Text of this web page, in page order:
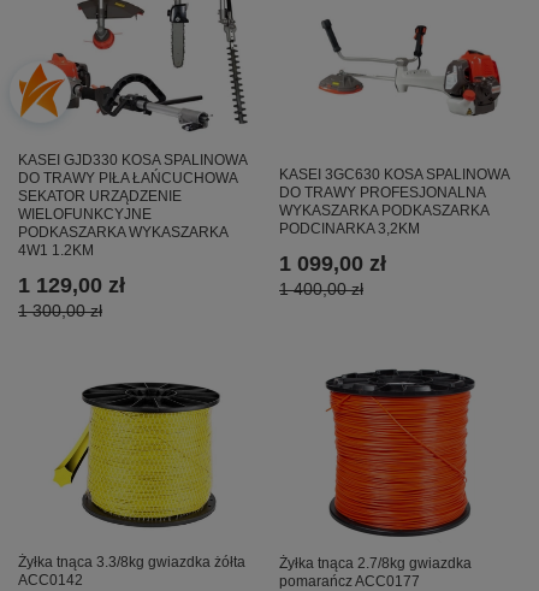
KASEI GJD330 KOSA SPALINOWA
DO TRAWY PIŁA ŁAŃCUCHOWA
SEKATOR URZĄDZENIE
WIELOFUNKCYJNE
PODKASZARKA WYKASZARKA
4W1 1.2KM
1 129,00 zł
1 300,00 zł
KASEI 3GC630 KOSA SPALINOWA
DO TRAWY PROFESJONALNA
WYKASZARKA PODKASZARKA
PODCINARKA 3,2KM
1 099,00 zł
1 400,00 zł
Żyłka tnąca 3.3/8kg gwiazdka żółta
ACC0142
Żyłka tnąca 2.7/8kg gwiazdka
pomarańcz ACC0177